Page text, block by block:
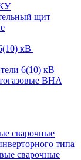
щит
кВ
6(10) кВ
ВНА
сварочные
типа
сварочные